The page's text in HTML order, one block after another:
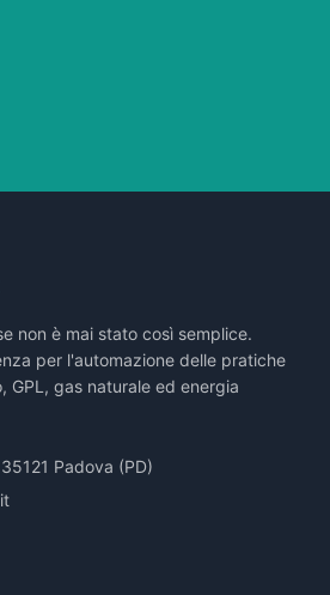
non è mai stato così semplice.
per l'automazione delle pratiche
GPL, gas naturale ed energia
Padova (PD)